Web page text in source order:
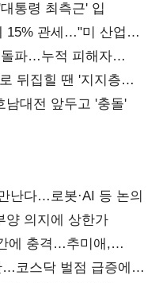
통령 최측근' 입
15% 관세…"미 산업
파…누적 피해자
뒤집힐 땐 '지지층
대전 앞두고 '충돌'
난다…로봇·AI 등 논의
양 의지에 상한가
에 충격…추미애,
…코스닥 벌점 급증에